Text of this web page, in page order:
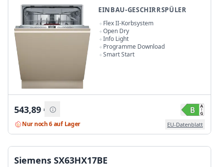
EINBAU-GESCHIRRSPÜLER
Flex II-Korbsystem
Open Dry
Info Light
Programme Download
Smart Start
543,89 €
Nur noch 6 auf Lager EU-Datenblatt
Siemens SX63HX17BE